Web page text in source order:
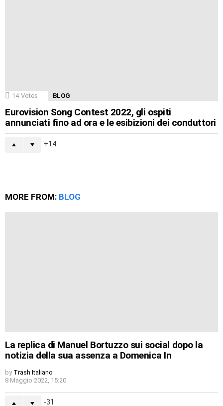
14 Votes BLOG
Eurovision Song Contest 2022, gli ospiti
annunciati fino ad ora e le esibizioni dei conduttori
14
MORE FROM: BLOG
La replica di Manuel Bortuzzo sui social dopo la
notizia della sua assenza a Domenica In
by Trash Italiano
8 Maggio 2022, 15:20
-31